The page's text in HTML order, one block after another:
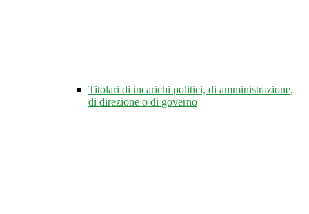
Titolari di incarichi politici, di amministrazione,
di direzione o di governo